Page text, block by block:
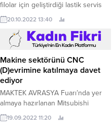
filolar için geliştirdiği lastik servis
çözüm ve hizmetleriyle de öne
çıkıyor.
20.10.2022 13:40
Makine sektörünü CNC
(D)evrimine katılmaya davet
ediyor
MAKTEK AVRASYA Fuarı’nda yer
almaya hazırlanan Mitsubishi
Electric, makine sektörünün
geleceğine yön veren
19.09.2022 11:20